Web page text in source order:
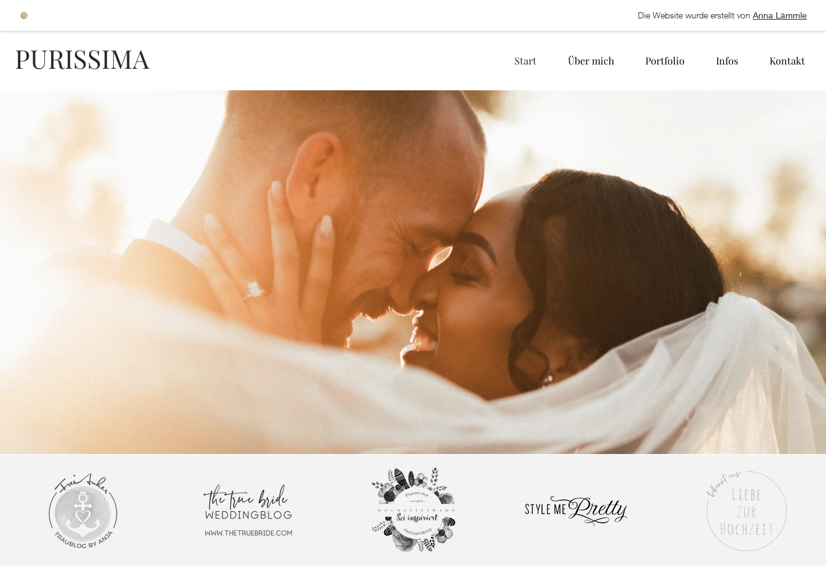
Die Website wurde erstellt von Anna Lämmle
PURISSIMA Start Über mich Portfolio Infos Kontakt